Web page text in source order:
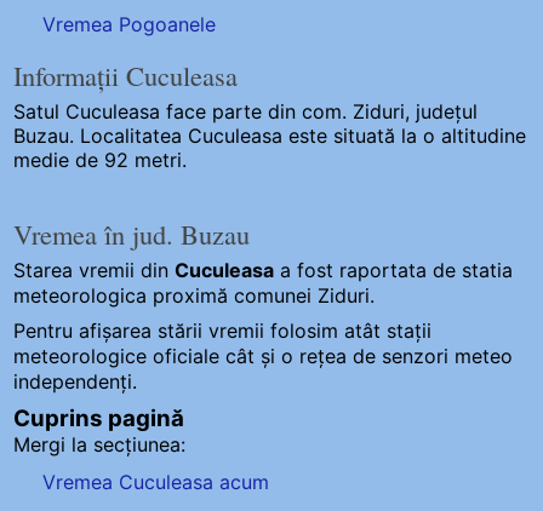
Vremea Pogoanele
Informații Cuculeasa
Satul Cuculeasa face parte din com. Ziduri, județul
Buzau. Localitatea Cuculeasa este situată la o altitudine
medie de 92 metri.
Vremea în jud. Buzau
Starea vremii dinCuculeasa a fost raportata de statia
meteorologica proximă comunei Ziduri.
Pentru afișarea stării vremii folosim atât stații
meteorologice oficiale cât și o rețea de senzori meteo
independenți.
Cuprins pagină
Mergi la secțiunea:
Vremea Cuculeasa acum